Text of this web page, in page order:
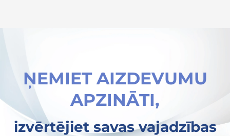
ŅEMIET AIZDEVUMU
APZINĀTI,
izvērtējiet savas vajadzības